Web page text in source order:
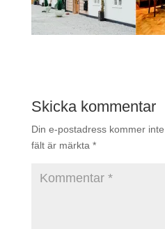
Skicka kommentar
Din e-postadress kommer
fält är märkta *